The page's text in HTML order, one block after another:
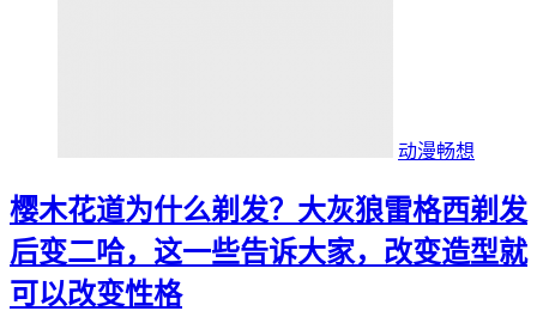
动漫畅想
樱木花道为什么剃发？大灰狼雷格西剃发
后变二哈，这一些告诉大家，改变造型就
可以改变性格